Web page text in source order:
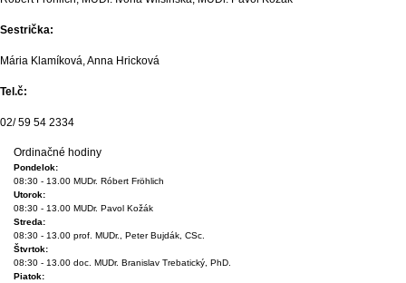
Sestrička:
Mária Klamíková, Anna Hricková
Tel.č:
02/ 59 54 2334
Ordinačné hodiny
Pondelok:
08:30 - 13.00 MUDr. Róbert Fröhlich
Utorok:
08:30 - 13.00 MUDr. Pavol Kožák
Streda:
08:30 - 13.00 prof. MUDr., Peter Bujdák, CSc.
Štvrtok:
08:30 - 13.00 doc. MUDr. Branislav Trebatický, PhD.
Piatok: